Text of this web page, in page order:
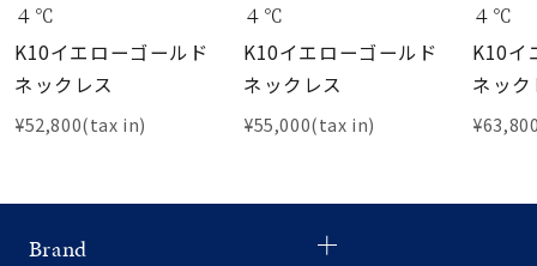
４℃
K10イエローゴールド
ネックレス
¥52,800(tax in)
４℃
K10イエローゴールド
ネックレス
¥55,000(tax in)
４℃
K10イ
ネッ
Brand